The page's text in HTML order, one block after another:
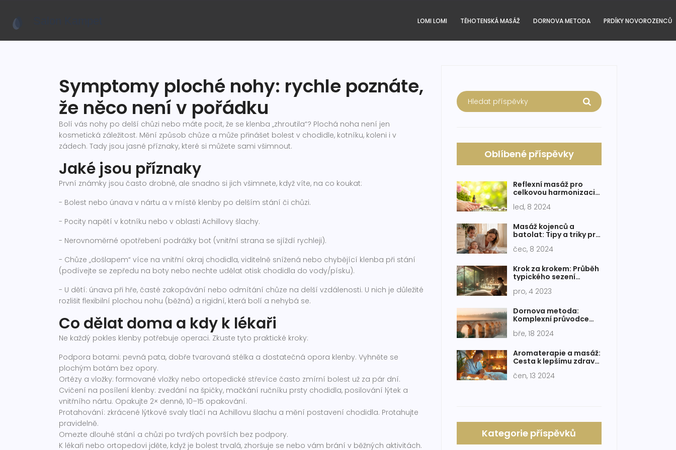
LOMI LOMI TĚHOTENSKÁ MASÁŽ DORNOVA METODA PRDÍKY NOVOROZENCŮ
Symptomy ploché nohy: rychle poznáte,
že něco není v pořádku
Bolí vás nohy po delší chůzi nebo máte pocit, že se klenba „zhroutila“? Plochá noha není jen
kosmetická záležitost. Mění způsob chůze a může přinášet bolest v chodidle, kotníku, koleni i v
zádech. Tady jsou jasné příznaky, které si můžete sami všimnout.
Jaké jsou příznaky
První známky jsou často drobné, ale snadno si jich všimnete, když víte, na co koukat:
- Bolest nebo únava v nártu a v místě klenby po delším stání či chůzi.
- Pocity napětí v kotníku nebo v oblasti Achillovy šlachy.
- Nerovnoměrné opotřebení podrážky bot (vnitřní strana se sjíždí rychleji).
- Chůze „došlapem“ více na vnitřní okraj chodidla, viditelně snížená nebo chybějící klenba při stání
(podívejte se zepředu na boty nebo nechte udělat otisk chodidla do vody/písku).
- U dětí: únava při hře, časté zakopávání nebo odmítání chůze na delší vzdálenosti. U nich je důležité
rozlišit flexibilní plochou nohu (běžná) a rigidní, která bolí a nehybá se.
Co dělat doma a kdy k lékaři
Ne každý pokles klenby potřebuje operaci. Zkuste tyto praktické kroky:
Podpora botami: pevná pata, dobře tvarovaná stélka a dostatečná opora klenby. Vyhněte se
plochým botám bez opory.
Ortézy a vložky: formované vložky nebo ortopedické střevíce často zmírní bolest už za pár dní.
Cvičení na posílení klenby: zvedání na špičky, mačkání ručníku prsty chodidla, posilování lýtek a
vnitřního nártu. Opakujte 2× denně, 10–15 opakování.
Protahování: zkrácené lýtkové svaly tlačí na Achillovu šlachu a mění postavení chodidla. Protahujte
pravidelně.
Omezte dlouhé stání a chůzi po tvrdých površích bez podpory.
K lékaři nebo ortopedovi jděte, když je bolest trvalá, zhoršuje se nebo vám brání v běžných aktivitách.
Oblíbené příspěvky
Reflexní masáž pro
celkovou harmonizaci
léčebná metoda
led, 8 2024
Masáž kojenců a
batolat: Tipy a triky pro
čec, 8 2024
Krok za krokem: Průběh
typického sezení
pro, 4 2023
Dornova metoda:
Komplexní průvodce
mysli
bře, 18 2024
Aromaterapie a masáž:
Cesta k lepšímu zdraví
čen, 13 2024
Kategorie příspěvků